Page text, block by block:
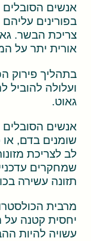
אנשים
בפורינים
צריכת הבשר.
אורית יתר על
בתהליך פירוק
ועלולה להוביל
גאוט.
אנשים הסובלים
שומנים בדם,
לב לצריכת
שמחקרים
תזונה עשירה
מרבית
יחסית קטנה על
עשויה להיות